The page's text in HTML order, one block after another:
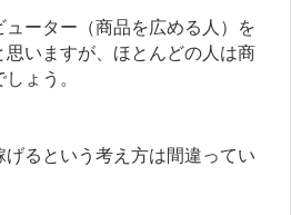
ーター（商品を広める人）を
いますが、ほとんどの人は商
ょう。
るという考え方は間違ってい